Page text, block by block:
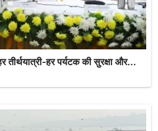
हर पर्यटक की सुरक्षा और...